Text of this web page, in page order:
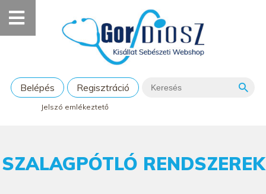
Belépés Regisztráció
Jelszó emlékeztető
SZALAGPÓTLÓ RENDSZEREK